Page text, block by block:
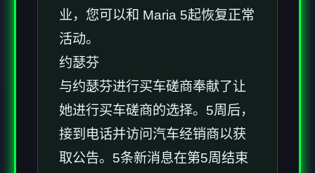
业，您可以和 Maria 5起恢复正常
活动。
约瑟芬
与约瑟芬进行买车磋商奉献了让
她进行买车磋商的选择。5周后，
接到电话并访问汽车经销商以获
取公告。5条新消息在第5周结束